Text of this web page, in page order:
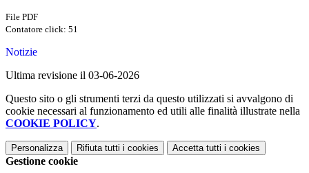
File PDF
Contatore click: 51
Notizie
Ultima revisione il 03-06-2026
Questo sito o gli strumenti terzi da questo utilizzati si avvalgono di
cookie necessari al funzionamento ed utili alle finalità illustrate nella
COOKIE POLICY.
Personalizza Rifiuta tutti i cookies Accetta tutti i cookies
Gestione cookie